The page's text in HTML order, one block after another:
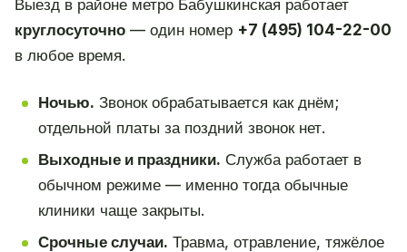
Выезд в районе метро Бабушкинская работает
круглосуточно — один номер +7 (495) 104-22-00
в любое время.
Ночью. Звонок обрабатывается как днём;
отдельной платы за поздний звонок нет.
Выходные и праздники. Служба работает в
обычном режиме — именно тогда обычные
клиники чаще закрыты.
Срочные случаи. Травма, отравление, тяжёлое